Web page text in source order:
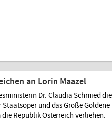
an Lorin Maazel
Dr. Claudia Schmied die
und das Große Goldene
Republik Österreich verliehen.